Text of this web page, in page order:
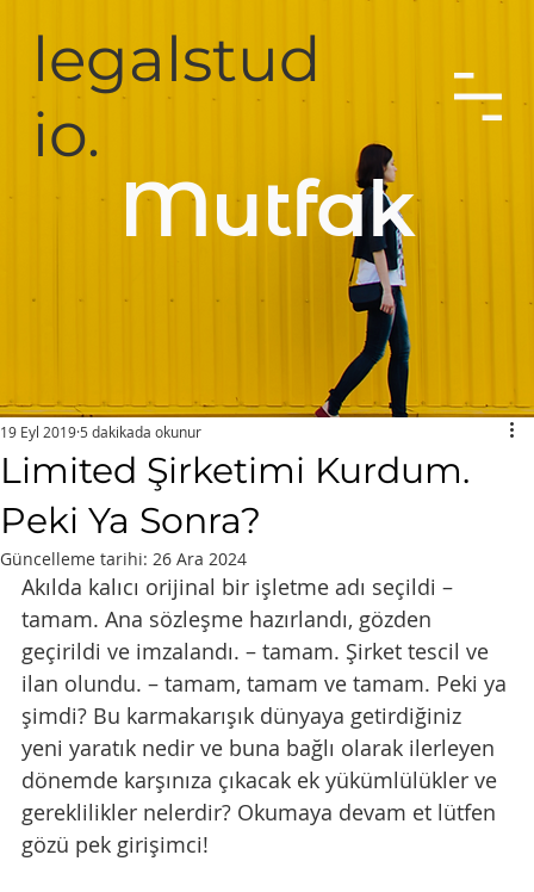
legalstud
io.
Mutfak
Limited Şirketimi Kurdum.
Peki Ya Sonra?
19 Eyl 2019 5 dakikada okunur
Güncelleme tarihi: 26 Ara 2024
Akılda kalıcı orijinal bir işletme adı seçildi –
tamam. Ana sözleşme hazırlandı, gözden
geçirildi ve imzalandı. – tamam. Şirket tescil ve
ilan olundu. – tamam, tamam ve tamam. Peki ya
şimdi? Bu karmakarışık dünyaya getirdiğiniz
yeni yaratık nedir ve buna bağlı olarak ilerleyen
dönemde karşınıza çıkacak ek yükümlülükler ve
gereklilikler nelerdir? Okumaya devam et lütfen
gözü pek girişimci!